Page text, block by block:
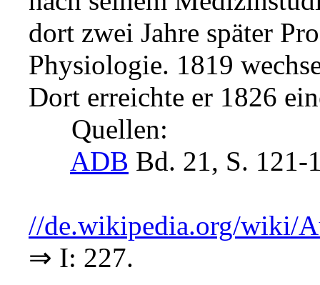
dort zwei Jahre später
Physiologie. 1819
Dort erreichte er 1826
Quellen:
ADB Bd. 21, S. 121-
//de.wikipedia.org/wiki/
⇒ I: 227.